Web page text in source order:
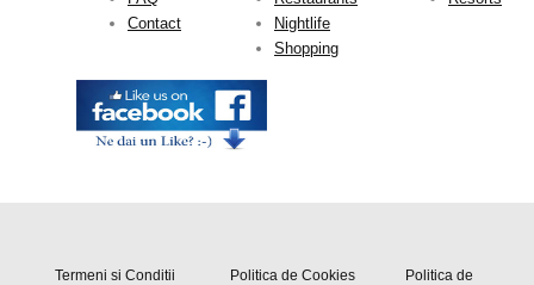
Contact
Nightlife
Shopping
Termeni si Conditii Politica de Cookies
Politica de